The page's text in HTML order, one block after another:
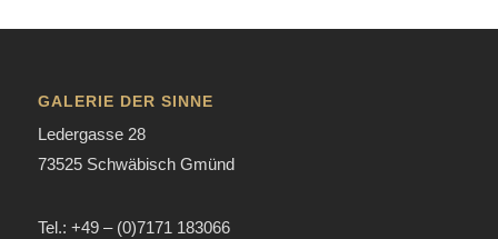
GALERIE DER SINNE
Ledergasse 28
73525 Schwäbisch Gmünd
Tel.: +49 – (0)7171 183066